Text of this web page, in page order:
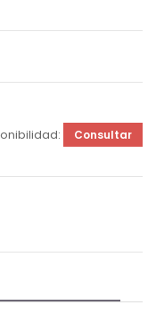
Consultar